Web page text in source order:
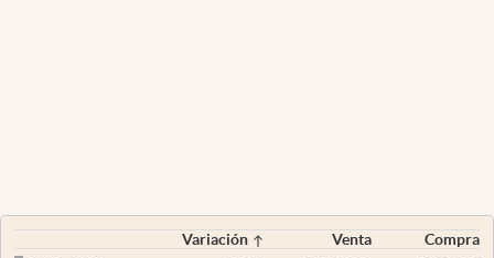
Variación Venta
Compra